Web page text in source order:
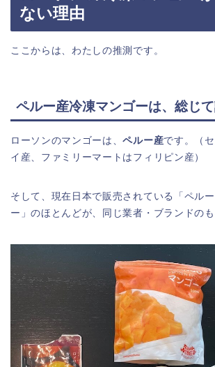
ない理由
ここからは、わたしの推測です。
ペルー産冷凍マンゴーは、総じ
ローソンのマンゴーは、ペルー産です。（
イ産、ファミリーマートはフィリピン産）
そして、現在日本で販売されている「ペル
ー」のほとんどが、同じ業者・ブランドのも